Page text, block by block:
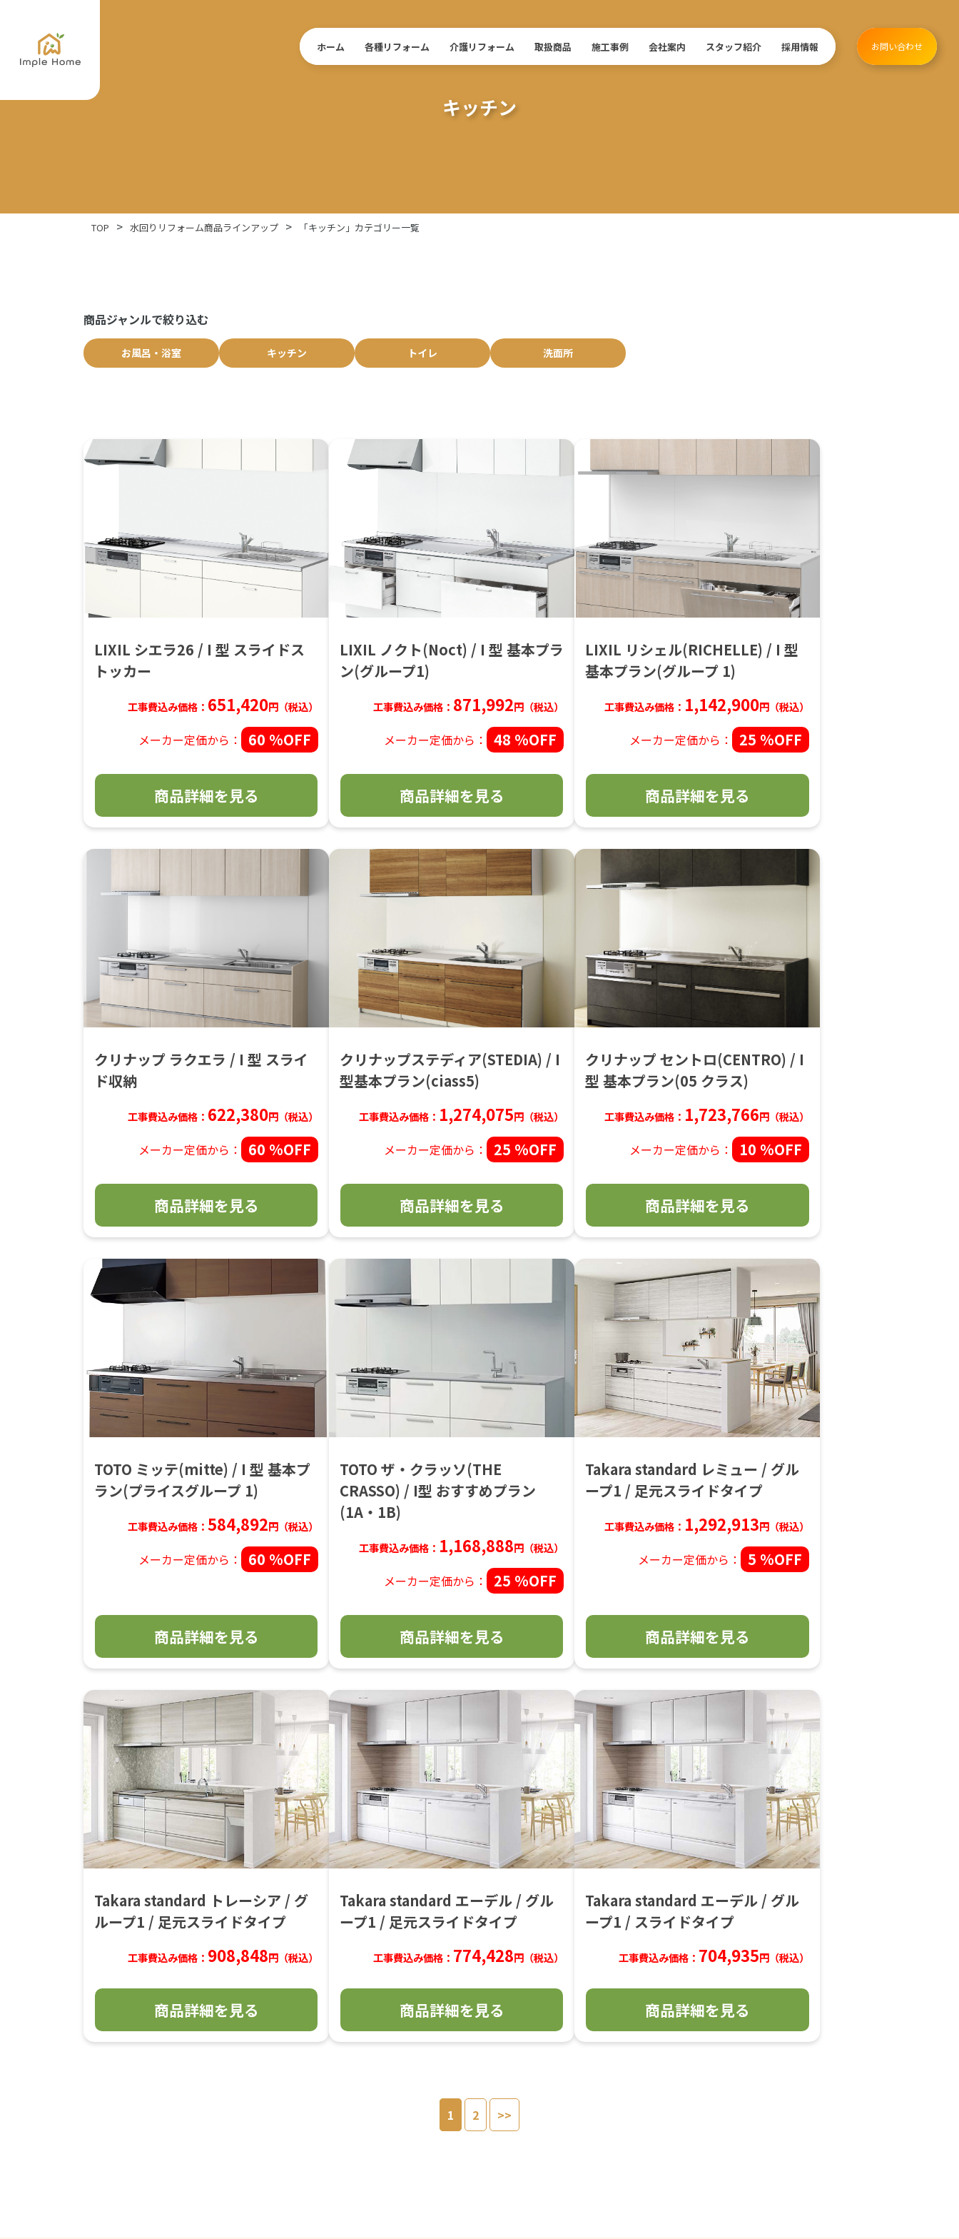
ホーム 各種リフォーム 介護リフォーム 取扱商品 施工事例 会社案内 スタッフ紹介 採用情報 お問い合わせ
キッチン
TOP 水回りリフォーム商品ラインアップ 「キッチン」カテゴリー一覧
商品ジャンルで絞り込む
お風呂・浴室 キッチン トイレ 洗面所
LIXIL シエラ26 / I 型 スライドス
トッカー
工事費込み価格： 651,420円（税込）
メーカー定価から： 60 %OFF
商品詳細を見る
LIXIL ノクト(Noct) / I 型 基本プラ
ン(グループ1)
工事費込み価格： 871,992円（税込）
メーカー定価から： 48 %OFF
商品詳細を見る
LIXIL リシェル(RICHELLE) / I 型
基本プラン(グループ 1)
工事費込み価格： 1,142,900円（税込）
メーカー定価から： 25 %OFF
商品詳細を見る
クリナップ ラクエラ / I 型 スライ
ド収納
工事費込み価格： 622,380円（税込）
メーカー定価から： 60 %OFF
商品詳細を見る
クリナップステディア(STEDIA) / I
型基本プラン(ciass5)
工事費込み価格： 1,274,075円（税込）
メーカー定価から： 25 %OFF
商品詳細を見る
クリナップ セントロ(CENTRO) / I
型 基本プラン(05 クラス)
工事費込み価格： 1,723,766円（税込）
メーカー定価から： 10 %OFF
商品詳細を見る
TOTO ミッテ(mitte) / I 型 基本プ
ラン(プライスグループ 1)
工事費込み価格：584,892円（税込）
メーカー定価から： 60 %OFF
商品詳細を見る
TOTO ザ・クラッソ(THE
CRASSO) / I型 おすすめプラン
(1A・1B)
工事費込み価格： 1,168,888円（税込）
メーカー定価から： 25 %OFF
商品詳細を見る
Takara standard レミュー / グル
ープ1 / 足元スライドタイプ
工事費込み価格： 1,292,913円（税込）
メーカー定価から： 5 %OFF
商品詳細を見る
Takara standard トレーシア / グ
ループ1 / 足元スライドタイプ
工事費込み価格： 908,848円（税込）
商品詳細を見る
Takara standard エーデル / グル
ープ1 / 足元スライドタイプ
工事費込み価格： 774,428円（税込）
商品詳細を見る
Takara standard エーデル / グル
ープ1 / スライドタイプ
工事費込み価格： 704,935円（税込）
商品詳細を見る
1 2 >>